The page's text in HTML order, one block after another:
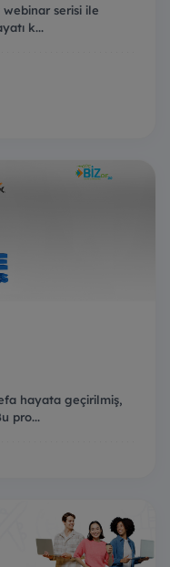
webinar serisi ile
k...
hayata geçirilmiş,
pro...